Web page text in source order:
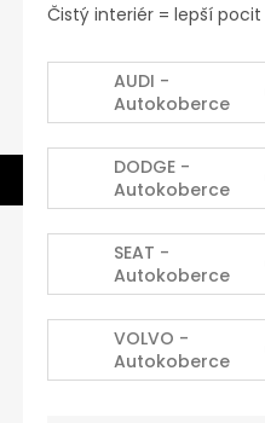
Čistý interiér = lepší
AUDI -
Autokoberce
DODGE -
Autokoberce
SEAT -
Autokoberce
VOLVO -
Autokoberce